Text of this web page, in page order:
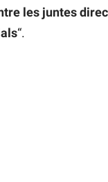
les juntes
“.